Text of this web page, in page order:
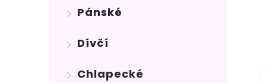
Pánské
Dívčí
Chlapecké